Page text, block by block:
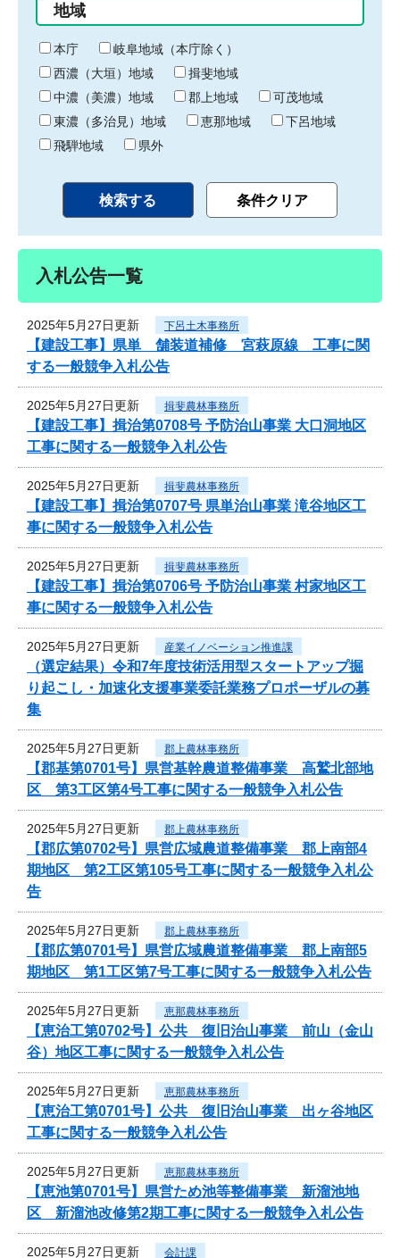
り
終
わ
り
地域
本庁
岐阜地域（本庁除く）
西濃（大垣）地域
揖斐地域
中濃（美濃）地域
郡上地域
可茂地域
東濃（多治見）地域
恵那地域
下呂地域
飛騨地域
県外
入札公告一覧
2025年5月27日更新 下呂土木事務所
【建設工事】県単 舗装道補修 宮萩原線 工事に関
する一般競争入札公告
2025年5月27日更新 揖斐農林事務所
【建設工事】揖治第0708号 予防治山事業 大口洞地区
工事に関する一般競争入札公告
2025年5月27日更新 揖斐農林事務所
【建設工事】揖治第0707号 県単治山事業 滝谷地区工
事に関する一般競争入札公告
2025年5月27日更新 揖斐農林事務所
【建設工事】揖治第0706号 予防治山事業 村家地区工
事に関する一般競争入札公告
2025年5月27日更新 産業イノベーション推進課
（選定結果）令和7年度技術活用型スタートアップ掘
り起こし・加速化支援事業委託業務プロポーザルの募
集
2025年5月27日更新 郡上農林事務所
【郡基第0701号】県営基幹農道整備事業 高鷲北部地
区 第3工区第4号工事に関する一般競争入札公告
2025年5月27日更新 郡上農林事務所
【郡広第0702号】県営広域農道整備事業 郡上南部4
期地区 第2工区第105号工事に関する一般競争入札公
告
2025年5月27日更新 郡上農林事務所
【郡広第0701号】県営広域農道整備事業 郡上南部5
期地区 第1工区第7号工事に関する一般競争入札公告
2025年5月27日更新 恵那農林事務所
【恵治工第0702号】公共 復旧治山事業 前山（金山
谷）地区工事に関する一般競争入札公告
2025年5月27日更新 恵那農林事務所
【恵治工第0701号】公共 復旧治山事業 出ヶ谷地区
工事に関する一般競争入札公告
2025年5月27日更新 恵那農林事務所
【恵池第0701号】県営ため池等整備事業 新溜池地
区 新溜池改修第2期工事に関する一般競争入札公告
2025年5月27日更新 会計課